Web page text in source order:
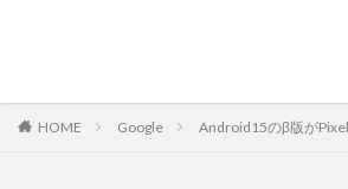
HOME Google Android15のβ版が